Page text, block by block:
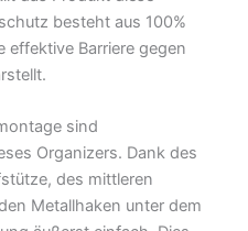
besteht aus 100%
Barriere gegen
sind
Organizers. Dank des
des mittleren
Metallhaken unter dem